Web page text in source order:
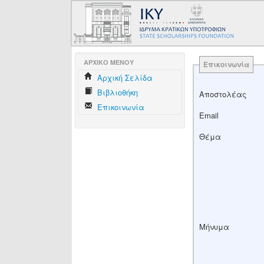
AΡΧΙΚΟ ΜΕΝΟΥ
Aρχική Σελίδα
Βιβλιοθήκη
Επικοινωνία
Επικοινωνία
Αποστολέας
Email
Θέμα
Μήνυμα